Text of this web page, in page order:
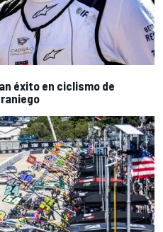
éxito en ciclismo de